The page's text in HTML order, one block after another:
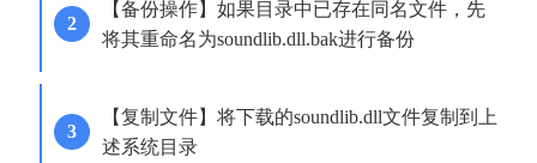
【备份操作】如果目录中已存在同名文件，先
将其重命名为soundlib.dll.bak进行备份
【复制文件】将下载的soundlib.dll文件复制到上
述系统目录